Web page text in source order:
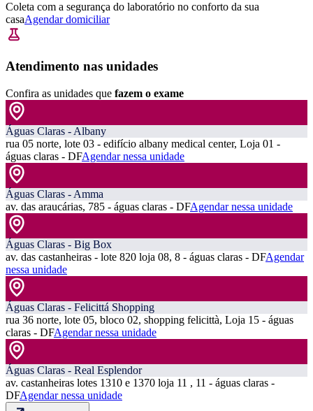
Coleta com a segurança do laboratório no conforto da sua
casaAgendar domiciliar
Atendimento nas unidades
Confira as unidades que fazem o exame
Águas Claras - Albany
rua 05 norte, lote 03 - edifício albany medical center, Loja 01 -
águas claras - DFAgendar nessa unidade
Águas Claras - Amma
av. das araucárias, 785 - águas claras - DFAgendar nessa unidade
Águas Claras - Big Box
av. das castanheiras - lote 820 loja 08, 8 - águas claras - DFAgendar
nessa unidade
Águas Claras - Felicittá Shopping
rua 36 norte, lote 05, bloco 02, shopping felicittà, Loja 15 - águas
claras - DFAgendar nessa unidade
Águas Claras - Real Esplendor
av. castanheiras lotes 1310 e 1370 loja 11 , 11 - águas claras -
DFAgendar nessa unidade